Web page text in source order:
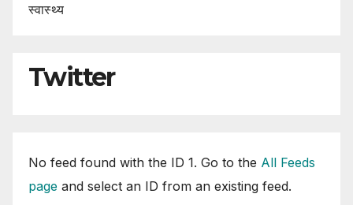
स्वास्थ्य
Twitter
No feed found with the ID 1. Go to the All Feeds
page and select an ID from an existing feed.